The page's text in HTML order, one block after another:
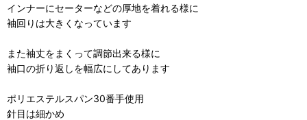
インナーにセーターなどの厚地を着れる様に
袖回りは大きくなっています
また袖丈をまくって調節出来る様に
袖口の折り返しを幅広にしてあります
ポリエステルスパン30番手使用
針目は細かめ